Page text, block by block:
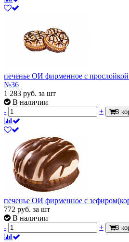
печенье ОИ фирменное с
№36
1 283 руб. за шт
В наличии
-
+ В
печенье ОИ фирменное с
772 руб. за шт
В наличии
-
+ В